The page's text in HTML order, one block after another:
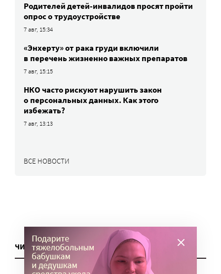
Родителей детей-инвалидов просят пройти
опрос о трудоустройстве
7 авг, 15:34
«Энхерту» от рака груди включили
в перечень жизненно важных препаратов
7 авг, 15:15
НКО часто рискуют нарушить закон
о персональных данных. Как этого
избежать?
7 авг, 13:13
ВСЕ НОВОСТИ
ЧИТАТЬ ЕЩЕ